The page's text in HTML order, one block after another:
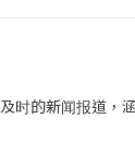
时的新闻报道，